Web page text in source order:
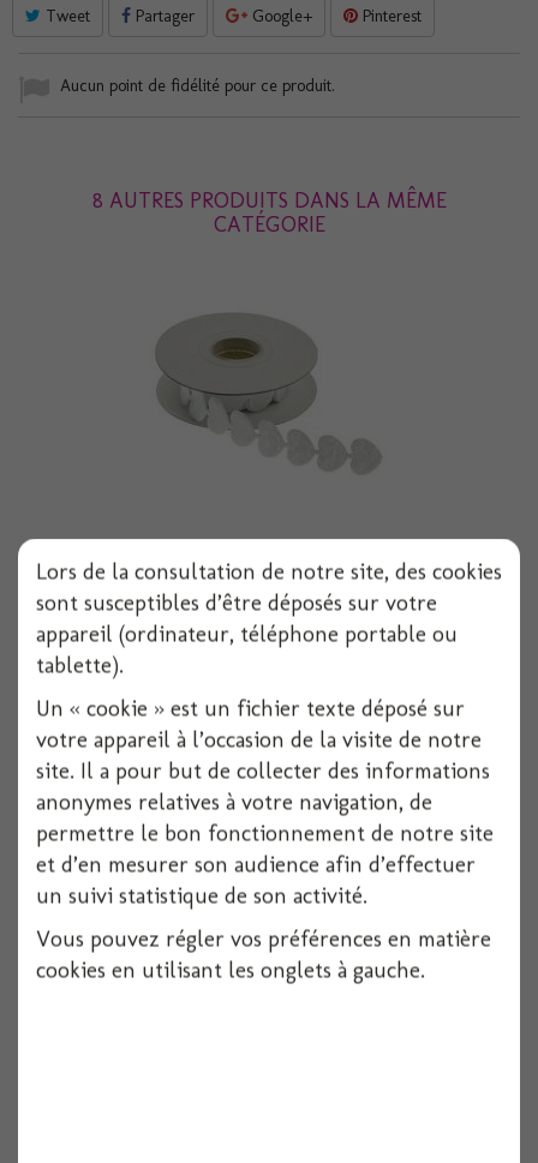
Tweet Partager Google+ Pinterest
Aucun point de fidélité pour ce produit.
8 AUTRES PRODUITS DANS LA MÊME
CATÉGORIE
Lors de la consultation de notre site, des cookies
sont susceptibles d’être déposés sur votre
appareil (ordinateur, téléphone portable ou
tablette).
Un « cookie » est un fichier texte déposé sur
votre appareil à l’occasion de la visite de notre
site. Il a pour but de collecter des informations
anonymes relatives à votre navigation, de
permettre le bon fonctionnement de notre site
et d’en mesurer son audience afin d’effectuer
un suivi statistique de son activité.
Vous pouvez régler vos préférences en matière
cookies en utilisant les onglets à gauche.